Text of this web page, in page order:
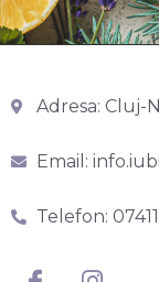
Adresa: Cluj-
Email:
Telefon: